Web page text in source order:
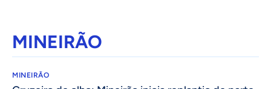
MINEIRÃO
MINEIRÃO